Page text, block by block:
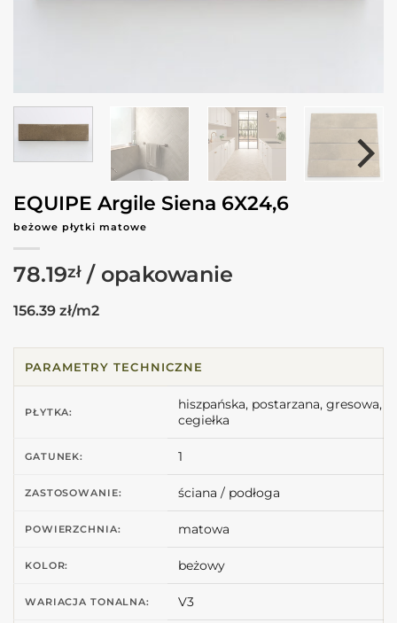
EQUIPE Argile Siena 6X24,6
beżowe płytki matowe
78.19zł
156.39 zł/m2
PARAMETRY TECHNICZNE
PŁYTKA:
hiszpańska, postarzana, gresowa,
cegiełka
GATUNEK: 1
ZASTOSOWANIE: ściana / podłoga
POWIERZCHNIA: matowa
KOLOR: beżowy
WARIACJA TONALNA: V3